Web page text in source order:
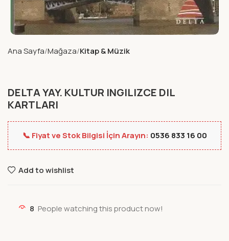
Ana Sayfa Mağaza Kitap & Müzik
DELTA YAY. KULTUR INGILIZCE DIL
KARTLARI
📞 Fiyat ve Stok Bilgisi İçin Arayın: 0536 833 16 00
Add to wishlist
8 People watching this product now!